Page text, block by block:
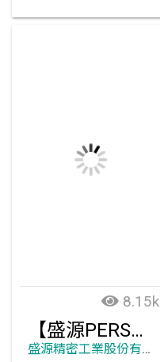
8.15k
【盛源PERSONA】55吋 OLED 多點觸控透明螢幕
盛源精密工業股份有限公司